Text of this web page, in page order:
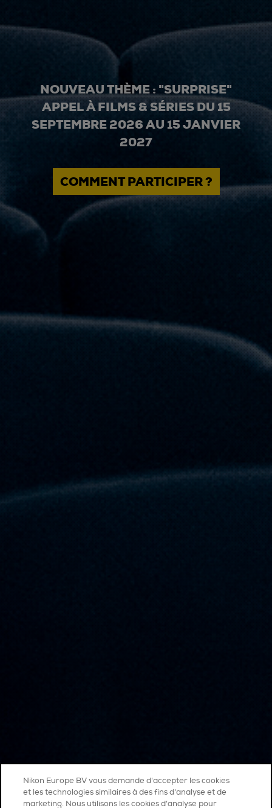
NOUVEAU THÈME : "SURPRISE"
APPEL À FILMS & SÉRIES DU 15
SEPTEMBRE 2026 AU 15 JANVIER
2027
COMMENT PARTICIPER ?
Nikon Europe BV vous demande d'accepter les cookies
et les technologies similaires à des fins d'analyse et de
marketing. Nous utilisons les cookies d’analyse pour